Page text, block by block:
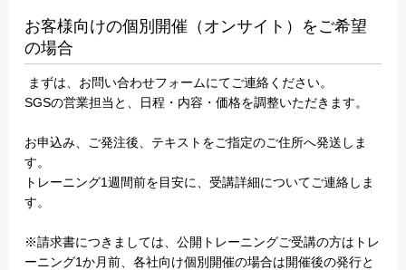
お客様向けの個別開催（オンサイト）をご希望
の場合
まずは、お問い合わせフォームにてご連絡ください。
SGSの営業担当と、日程・内容・価格を調整いただきます。
お申込み、ご発注後、テキストをご指定のご住所へ発送しま
す。
トレーニング1週間前を目安に、受講詳細についてご連絡しま
す。
※請求書につきましては、公開トレーニングご受講の方はトレ
ーニング1か月前、各社向け個別開催の場合は開催後の発行と